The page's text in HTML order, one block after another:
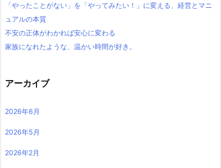
「やったことがない」を「やってみたい！」に変える、経営とマニ
ュアルの本質
不安の正体がわかれば安心に変わる
家族になれたような、温かい時間が好き。
アーカイブ
2026年6月
2026年5月
2026年2月